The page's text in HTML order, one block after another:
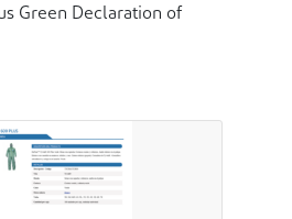
Green Declaration of